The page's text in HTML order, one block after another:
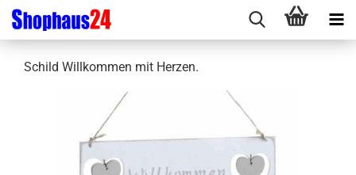
Schild Willkommen mit Herzen.